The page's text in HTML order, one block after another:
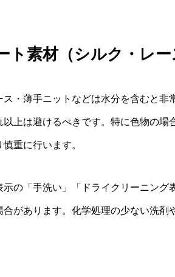
ト素材（シルク・レー
ス・薄手ニットなどは水分を含むと
以上は避けるべきです。特に色物の
重に行います。
示の「手洗い」「ドライクリーニン
合があります。化学処理の少ない洗